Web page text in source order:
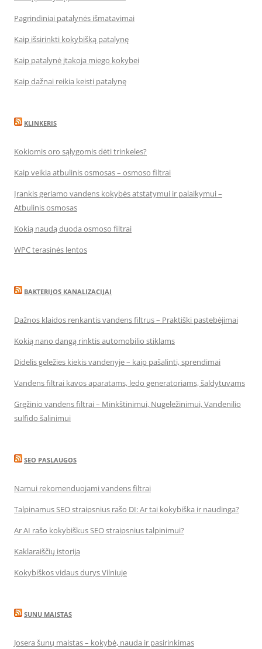
Pagrindiniai patalynės išmatavimai
Kaip išsirinkti kokybišką patalynę
Kaip patalynė įtakoja miego kokybei
Kaip dažnai reikia keisti patalynę
KLINKERIS
Kokiomis oro sąlygomis dėti trinkeles?
Kaip veikia atbulinis osmosas – osmoso filtrai
Įrankis geriamo vandens kokybės atstatymui ir palaikymui –
Atbulinis osmosas
Kokią naudą duoda osmoso filtrai
WPC terasinės lentos
BAKTERIJOS KANALIZACIJAI
Dažnos klaidos renkantis vandens filtrus – Praktiški pastebėjimai
Kokią nano dangą rinktis automobilio stiklams
Didelis geležies kiekis vandenyje – kaip pašalinti, sprendimai
Vandens filtrai kavos aparatams, ledo generatoriams, šaldytuvams
Gręžinio vandens filtrai – Minkštinimui, Nugeležinimui, Vandenilio
sulfido šalinimui
SEO PASLAUGOS
Namui rekomenduojami vandens filtrai
Talpinamus SEO straipsnius rašo DI: Ar tai kokybiška ir naudinga?
Ar AI rašo kokybiškus SEO straipsnius talpinimui?
Kaklaraiščių istorija
Kokybiškos vidaus durys Vilniuje
SUNU MAISTAS
Josera šunų maistas – kokybė, nauda ir pasirinkimas